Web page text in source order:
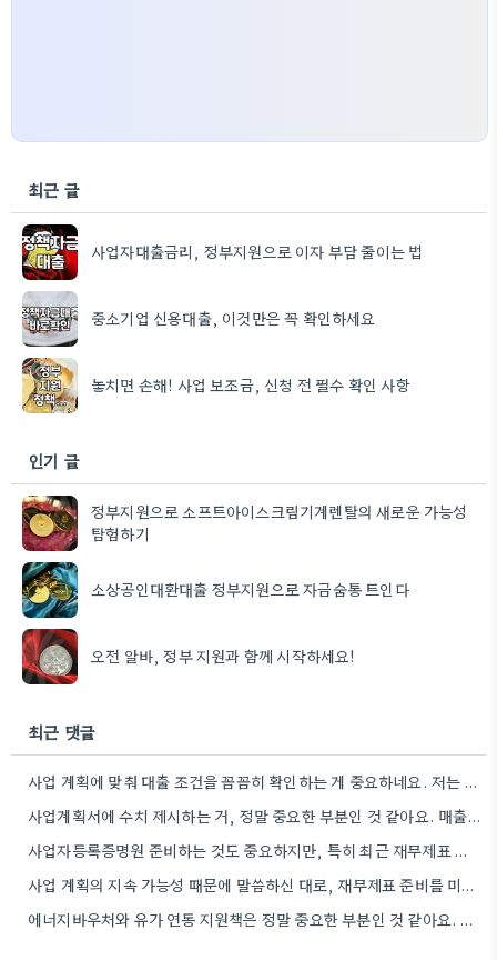
최근 글
사업자대출금리, 정부지원으로 이자 부담 줄이는 법
중소기업 신용대출, 이것만은 꼭 확인하세요
놓치면 손해! 사업 보조금, 신청 전 필수 확인 사항
인기 글
정부지원으로 소프트아이스크림기계렌탈의 새로운 가능성
탐험하기
소상공인대환대출 정부지원으로 자금숨통 트인다
오전 알바, 정부 지원과 함께 시작하세요!
최근 댓글
사업 계획에 맞춰 대출 조건을 꼼꼼히 확인하는 게 중요하네요. 저는 사업 확장 시 금리 변화를…
사업계획서에 수치 제시하는 거, 정말 중요한 부분인 것 같아요. 매출 성장률이나 고용 목표를 구체적으로 적으면…
사업자등록증명원 준비하는 것도 중요하지만, 특히 최근 재무제표 유효기간 꼭 확인해야 해요. 제가 최근 사업 계획서…
사업 계획의 지속 가능성 때문에 말씀하신 대로, 재무제표 준비를 미리 해두는 게 정말 중요하네요. 특히…
에너지바우처와 유가 연동 지원책은 정말 중요한 부분인 것 같아요. 특히 농어민분들이 에너지 가격 변동에 덜…